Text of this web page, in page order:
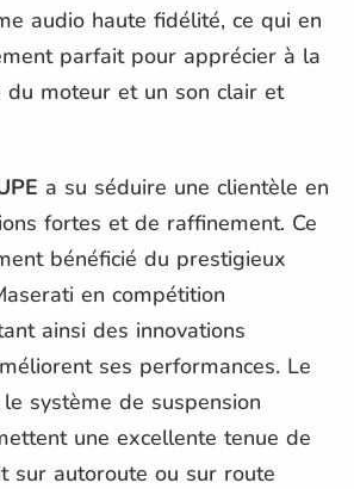
audio haute fidélité, ce qui en
parfait pour apprécier à la
du moteur et un son clair et
a su séduire une clientèle en
fortes et de raffinement. Ce
bénéficié du prestigieux
en compétition
ainsi des innovations
ses performances. Le
système de suspension
une excellente tenue de
sur autoroute ou sur route